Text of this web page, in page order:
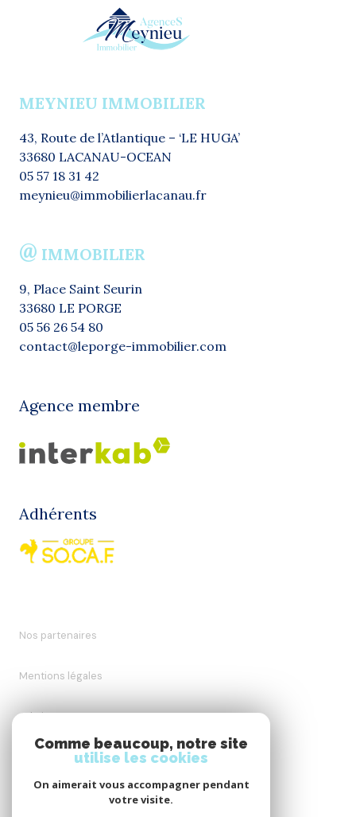
MEYNIEU IMMOBILIER
43, Route de l’Atlantique – ‘LE HUGA’
33680 LACANAU-OCEAN
05 57 18 31 42
meynieu@immobilierlacanau.fr
@ IMMOBILIER
9, Place Saint Seurin
33680 LE PORGE
05 56 26 54 80
contact@leporge-immobilier.com
Agence membre
Adhérents
Nos partenaires
Mentions légales
Admin
Nos honoraires
Comme beaucoup, notre site
utilise les cookies
On aimerait vous accompagner pendant
votre visite.